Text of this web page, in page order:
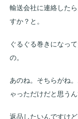
輸送会社に連絡した
すか？と。
ぐるぐる巻きになっ
の。
あのね。そちらがね
ゃっただけだと思う
返品したいんですけど